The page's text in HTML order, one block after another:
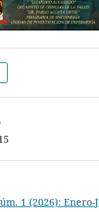
1 (2026): Enero-